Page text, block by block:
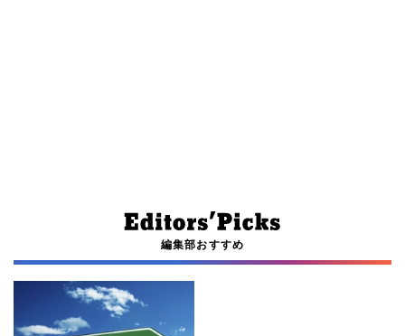
編集部おすすめ